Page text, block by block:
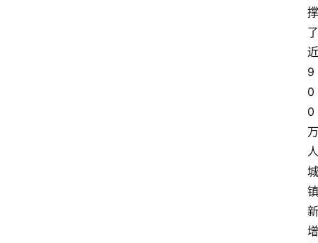
撑
了
近
9
0
0
万
人
城
镇
新
增